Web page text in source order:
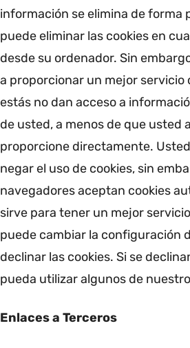
información se elimina de forma
puede eliminar las cookies en
desde su ordenador. Sin
a proporcionar un mejor servicio
estás no dan acceso a
de usted, a menos de que usted
proporcione directamente.
negar el uso de cookies, sin
navegadores aceptan cookies
sirve para tener un mejor
puede cambiar la configuración
declinar las cookies. Si se
pueda utilizar algunos de
Enlaces a Terceros